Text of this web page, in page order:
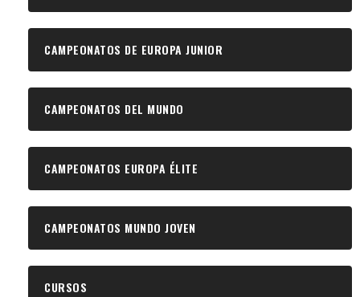
CAMPEONATOS DE EUROPA JUNIOR
CAMPEONATOS DEL MUNDO
CAMPEONATOS EUROPA ÉLITE
CAMPEONATOS MUNDO JOVEN
CURSOS